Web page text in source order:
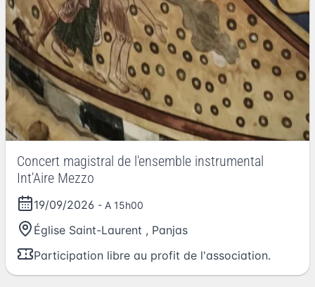
Concert magistral de l'ensemble instrumental
Int'Aire Mezzo
19/09/2026 - A 15h00
Église Saint-Laurent , Panjas
Participation libre au profit de l'association.